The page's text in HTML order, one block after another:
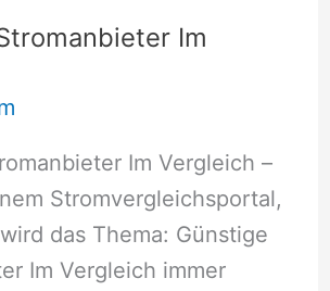
Im
Im Vergleich –
Stromvergleichsportal,
das Thema: Günstige
Im Vergleich immer